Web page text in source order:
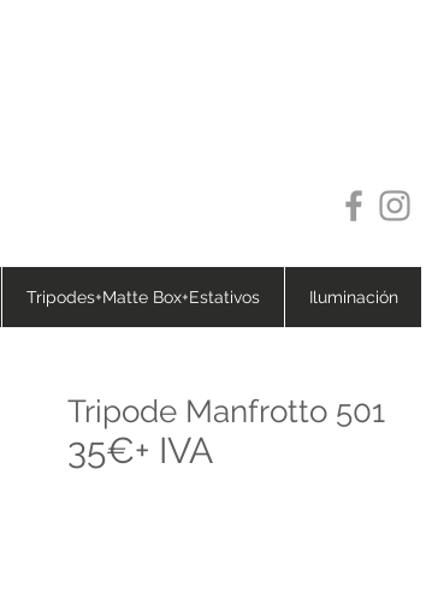
Tripodes+Matte Box+Estativos Iluminación
Tripode Manfrotto 501
35€+ IVA